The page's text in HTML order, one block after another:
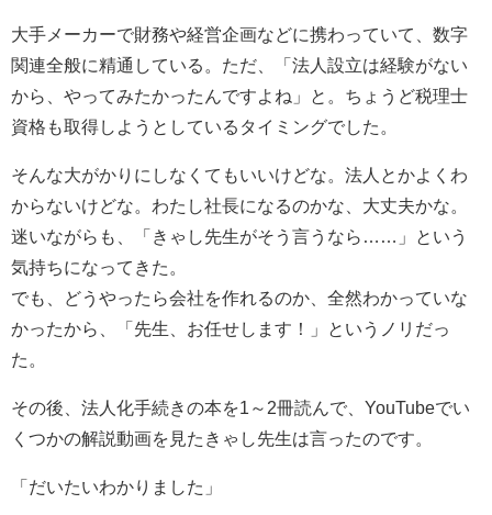
大手メーカーで財務や経営企画などに携わっていて、数字
関連全般に精通している。ただ、「法人設立は経験がない
から、やってみたかったんですよね」と。ちょうど税理士
資格も取得しようとしているタイミングでした。
そんな大がかりにしなくてもいいけどな。法人とかよくわ
からないけどな。わたし社長になるのかな、大丈夫かな。
迷いながらも、「きゃし先生がそう言うなら……」という
気持ちになってきた。
でも、どうやったら会社を作れるのか、全然わかっていな
かったから、「先生、お任せします！」というノリだっ
た。
その後、法人化手続きの本を1～2冊読んで、YouTubeでい
くつかの解説動画を見たきゃし先生は言ったのです。
「だいたいわかりました」